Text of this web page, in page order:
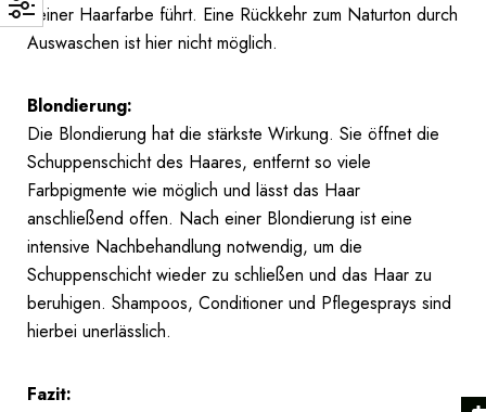
deiner Haarfarbe führt. Eine Rückkehr zum Naturton durch
Auswaschen ist hier nicht möglich.
Blondierung:
Die Blondierung hat die stärkste Wirkung. Sie öffnet die
Schuppenschicht des Haares, entfernt so viele
Farbpigmente wie möglich und lässt das Haar
anschließend offen. Nach einer Blondierung ist eine
intensive Nachbehandlung notwendig, um die
Schuppenschicht wieder zu schließen und das Haar zu
beruhigen. Shampoos, Conditioner und Pflegesprays sind
hierbei unerlässlich.
Fazit: